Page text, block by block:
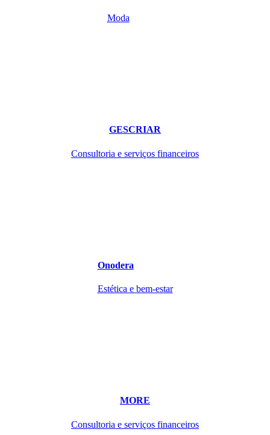
Moda
GESCRIAR
Consultoria e serviços financeiros
Onodera
Estética e bem-estar
MORE
Consultoria e serviços financeiros